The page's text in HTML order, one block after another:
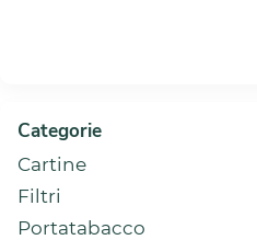
Categorie
Cartine
Filtri
Portatabacco